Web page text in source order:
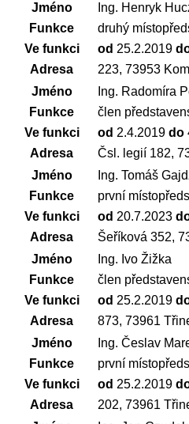
Jméno
Ing. Henryk
Funkce
druhý
Ve funkci
od 25.2.2019
Adresa
223, 73953
Jméno
Ing. Radomíra
Funkce
člen
Ve funkci
od 2.4.2019 do
Adresa
Čsl. legií 182,
Jméno
Ing. Tomáš
Funkce
první
Ve funkci
od 20.7.2023
Adresa
Šeříková 352,
Jméno
Ing. Ivo Žižka
Funkce
člen
Ve funkci
od 25.2.2019
Adresa
873, 73961
Jméno
Ing. Česlav
Funkce
první
Ve funkci
od 25.2.2019
Adresa
202, 73961